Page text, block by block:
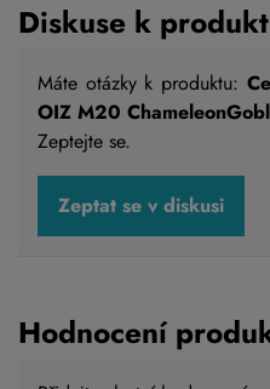
Celoodpružené kolo
ETNA grey matt / black
S,M ,L,XL
Diskuse k
Máte otázky k produktu:
OIZ M20
Zeptejte se.
Zeptat se v diskusi
Hodnocení